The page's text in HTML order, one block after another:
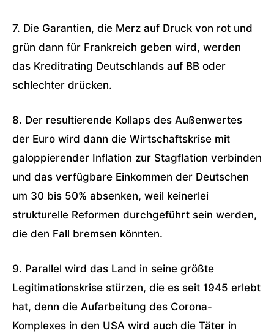
7. Die Garantien, die Merz auf Druck von rot und
grün dann für Frankreich geben wird, werden
das Kreditrating Deutschlands auf BB oder
schlechter drücken.
8. Der resultierende Kollaps des Außenwertes
der Euro wird dann die Wirtschaftskrise mit
galoppierender Inflation zur Stagflation verbinden
und das verfügbare Einkommen der Deutschen
um 30 bis 50% absenken, weil keinerlei
strukturelle Reformen durchgeführt sein werden,
die den Fall bremsen könnten.
9. Parallel wird das Land in seine größte
Legitimationskrise stürzen, die es seit 1945 erlebt
hat, denn die Aufarbeitung des Corona-
Komplexes in den USA wird auch die Täter in